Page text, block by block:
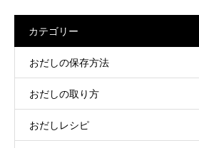
カテゴリー
おだしの保存方法
おだしの取り方
おだしレシピ